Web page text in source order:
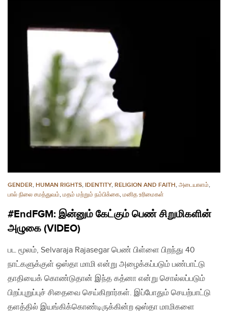
GENDER, HUMAN RIGHTS, IDENTITY, RELIGION AND FAITH, அடையாளம்,
பால் நிலை சமத்துவம், மதம் மற்றும் நம்பிக்கை, மனித உரிமைகள்
#EndFGM: இன்னும் கேட்கும் பெண் சிறுமிகளின்
அழுகை (VIDEO)
பட மூலம், Selvaraja Rajasegar பெண் பிள்ளை பிறந்து 40
நாட்களுக்குள் ஒஸ்தா மாமி என்று அழைக்கப்படும் பண்பாட்டு
தாதியைக் கொண்டுதான் இந்த கத்னா என்று சொல்லப்படும்
பிறப்புறுப்புச் சிதைவை செய்கிறார்கள். இப்போதும் செயற்பாட்டு
தளத்தில் இயங்கிக்கொண்டிருக்கின்ற ஒஸ்தா மாமிகளை